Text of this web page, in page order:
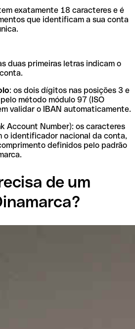
exatamente 18 caracteres e é
que identificam a sua conta
duas primeiras letras indicam o
: os dois dígitos nas posições 3 e
método módulo 97 (ISO
validar o IBAN automaticamente.
Account Number): os caracteres
o identificador nacional da conta,
definidos pelo padrão
de um